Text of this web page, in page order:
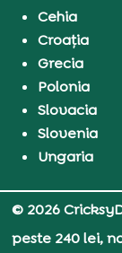
Cehia
Croația
Grecia
Polonia
Slovacia
Slovenia
Ungaria
© 2026
peste 240 lei,